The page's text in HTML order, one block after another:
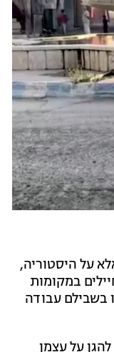
על היסטוריה,
במקומות
בשבילם עבודה
על עצמן